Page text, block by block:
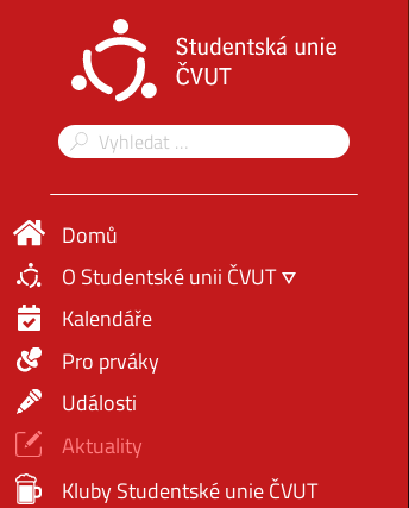
Domů
O Studentské unii ČVUT
Kalendáře
Pro prváky
Události
Aktuality
Kluby Studentské unie ČVUT